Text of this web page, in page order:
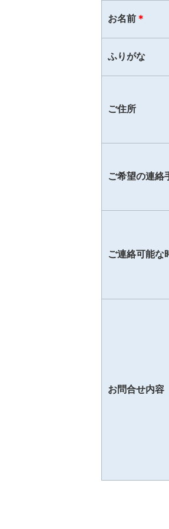
お名前 ＊
ふりがな
ご住所
ご希望の連絡
ご連絡可能な
お問合せ内容